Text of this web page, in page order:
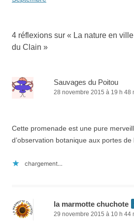
4 réflexions sur « La nature en
du Clain »
Sauvages du Poitou
28 novembre 2015 à 19 h 48
Cette promenade est une pure
d’observation botanique aux portes de
chargement…
la marmotte chuchote
29 novembre 2015 à 10 h 44